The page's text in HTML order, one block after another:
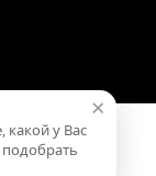
×
какой у Вас